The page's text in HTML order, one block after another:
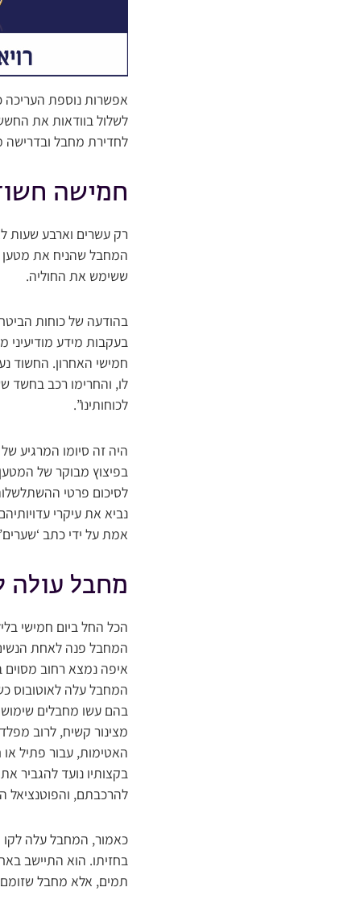
אפשרות נוספת העריכה
לשלול בוודאות את
לחדירת מחבל ובדרישה
חמישה
רק עשרים וארבע שעות
המחבל שהניח את מטען
ששימש את החוליה.
בהודעה של כוחות
בעקבות מידע
חמישי האחרון. החשוד
לו, והחרימו רכב בחשד
לכוחותינו”.
היה זה סיומו המרגיע
בפיצוץ מבוקר של
נביא את עיקרי
אמת על ידי כתב
מחבל עולה
הכל החל ביום חמישי
המחבל פנה לאחת
איפה נמצא רחוב
המחבל עלה לאוטובוס
בהם עשו מחבלים שימוש
מצינור קשיח, לרוב
האטימות, עבור פתיל
בקצותיו נועד להגביר
להרכבתם, והפוטנציאל
בחזיתו. הוא התיישב
תמים, אלא מחבל